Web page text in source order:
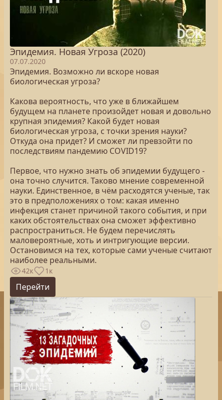
Эпидемия. Новая Угроза (2020)
07.07.2020
Эпидемия. Возможно ли вскоре новая
биологическая угроза?
Какова вероятность, что уже в ближайшем
будущем на планете произойдет новая и довольно
крупная эпидемия? Какой будет новая
биологическая угроза, с точки зрения науки?
Откуда она придет? И сможет ли превзойти по
последствиям пандемию COVID19?
Первое, что нужно знать об эпидемии будущего -
она точно случится. Таково мнение современной
науки. Единственное, в чём расходятся ученые, так
это в предположениях о том: какая именно
инфекция станет причиной такого события, и при
каких обстоятельствах она сможет эффективно
распространиться. Не будем перечислять
маловероятные, хоть и интригующие версии.
Остановимся на тех, которые сами ученые считают
наиболее реальными.
42к 1к
Перейти